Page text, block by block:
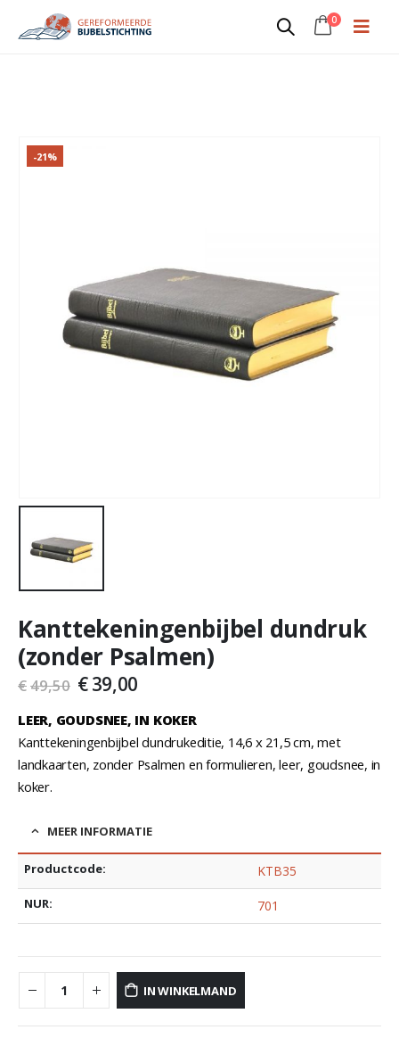
0
-21%
Kanttekeningenbijbel dundruk
(zonder Psalmen)
€49,50 €39,00
LEER, GOUDSNEE, IN KOKER
Kanttekeningenbijbel dundrukeditie, 14,6 x 21,5 cm, met
landkaarten, zonder Psalmen en formulieren, leer, goudsnee, in
koker.
MEER INFORMATIE
Productcode: KTB35
NUR: 701
IN WINKELMAND